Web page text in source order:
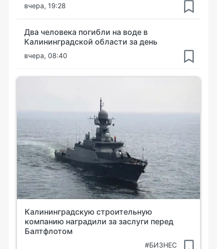
вчера, 19:28
Два человека погибли на воде в
Калининградской области за день
вчера, 08:40
Калининградскую строительную
компанию наградили за заслуги перед
Балтфлотом
#БИЗНЕС